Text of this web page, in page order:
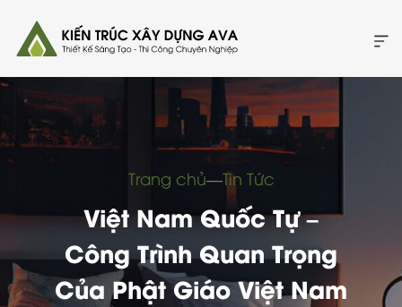
Trang chủ―Tin Tức
Việt Nam Quốc Tự –
Công Trình Quan Trọng
Của Phật Giáo Việt Nam